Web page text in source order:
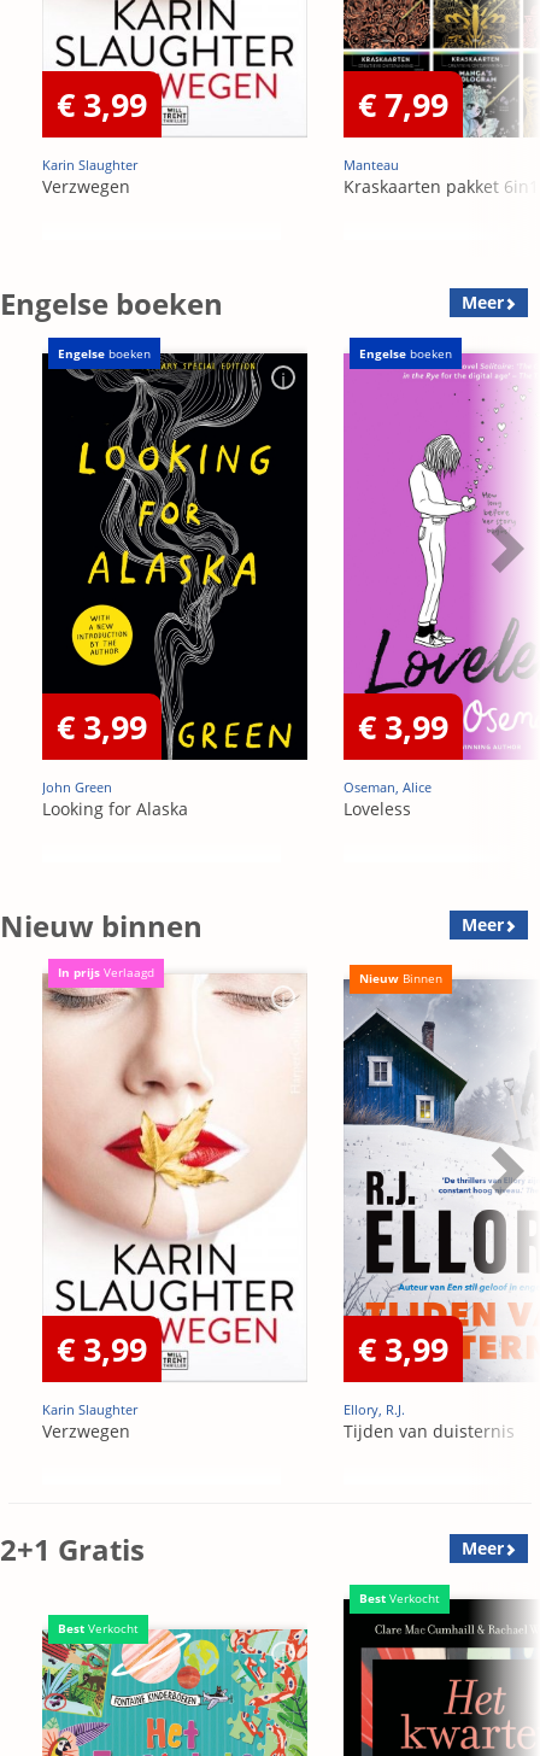
€ 3,99
Karin Slaughter
Verzwegen
€ 7,99
Manteau
Kraskaarten pakket 6in1
Engelse boeken Meer
Engelse boeken
€ 3,99
John Green
Looking for Alaska
Engelse boeken
€ 3,99
Oseman, Alice
Loveless
Nieuw binnen Meer
In prijs Verlaagd
€ 3,99
Karin Slaughter
Verzwegen
Nieuw Binnen
€ 3,99
Ellory, R.J.
Tijden van duisternis
2+1 Gratis Meer
Best Verkocht
Best Verkocht